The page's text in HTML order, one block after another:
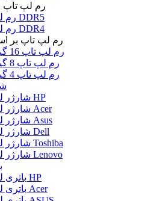
رم لپ تاپ
رم لپ تاپ DDR5
رم لپ تاپ DDR4
رم لپ تاپ بر
رم لپ تاپ 16 گیگابایت
رم لپ تاپ 8 گیگابایت
رم لپ تاپ 4 گیگابایت
شارژر لپ تاپ HP
شارژر لپ تاپ Acer
شارژر لپ تاپ Asus
شارژر لپ تاپ Dell
شارژر لپ تاپ Toshiba
شارژر لپ تاپ Lenovo
باتری لپ تاپ HP
باتری لپ تاپ Acer